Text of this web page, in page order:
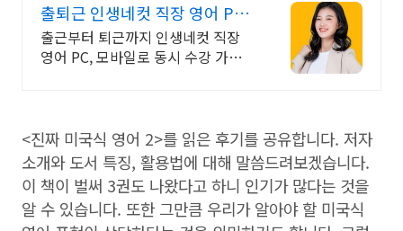
출퇴근 인생네컷 직장 영어 PC/
스마트폰 동영상강의
출근부터 퇴근까지 인생네컷 직장
영어 PC, 모바일로 동시 수강 가능
<진짜 미국식 영어 2>를 읽은 후기를 공유합니다. 저자
소개와 도서 특징, 활용법에 대해 말씀드려보겠습니다.
이 책이 벌써 3권도 나왔다고 하니 인기가 많다는 것을
알 수 있습니다. 또한 그만큼 우리가 알아야 할 미국식